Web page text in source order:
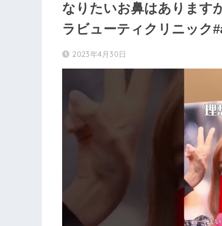
なりたいお鼻はあります
ラビューティクリニック
2023年4月30日